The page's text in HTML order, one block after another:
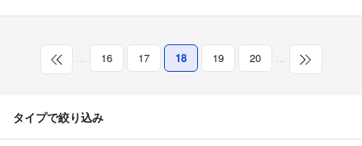
… 16 17 18 19 20 …
タイプで絞り込み